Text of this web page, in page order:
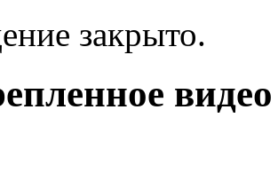
закрыто.
видео